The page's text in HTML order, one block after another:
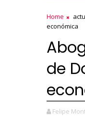
Home
económica
de
Felipe